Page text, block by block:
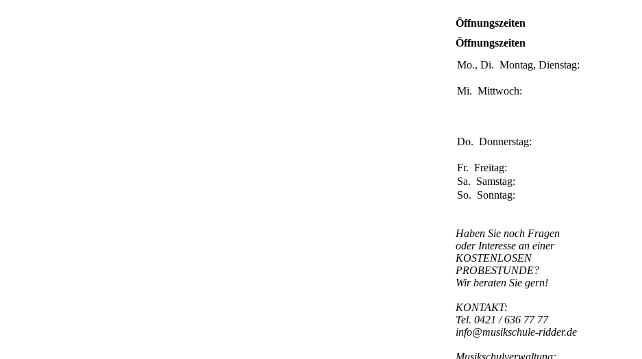
Öffnungszeiten
Öffnungszeiten
Mo., Di. Montag, Dienstag:
Mi. Mittwoch:
Do. Donnerstag:
Fr. Freitag:
Sa. Samstag:
So. Sonntag:
Haben Sie noch Fragen
oder Interesse an einer
KOSTENLOSEN
PROBESTUNDE?
Wir beraten Sie gern!
KONTAKT:
Tel. 0421 / 636 77 77
info@musikschule-ridder.de
Musikschulverwaltung: